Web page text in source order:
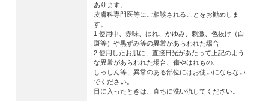
あります。
皮膚科専門医等にご相談されることをお勧めしま
す。
1.使用中、赤味、はれ、かゆみ、刺激、色抜け（白
斑等）や黒ずみ等の異常があらわれた場合
2.使用したお肌に、直接日光があたって上記のよう
な異常があらわれた場合、傷やはれもの、
しっしん等、異常のある部位にはお使いにならない
でください。
目に入ったときは、直ちに洗い流してください。